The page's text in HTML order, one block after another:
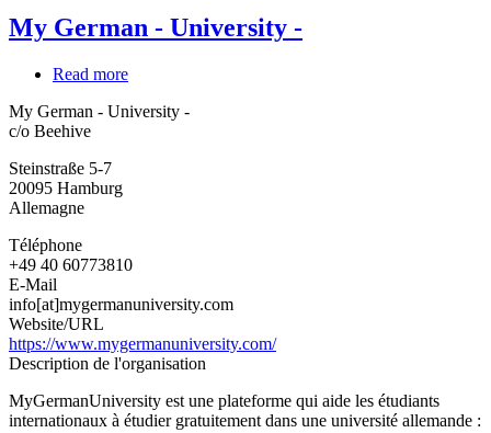
My German - University -
Read more
German
My German - University -
c/o Beehive
Steinstraße 5-7
20095 Hamburg
Allemagne
Téléphone
+49 40 60773810
E-Mail
info[at]mygermanuniversity.com
Website/URL
https://www.mygermanuniversity.com/
Description de l'organisation
MyGermanUniversity est une plateforme qui aide les étudiants
internationaux à étudier gratuitement dans une université allemande :